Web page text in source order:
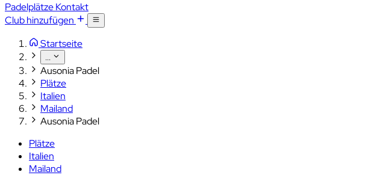
PadelplätzeKontakt
Club hinzufügen
Startseite
...
Ausonia Padel
Plätze
Italien
Mailand
Ausonia Padel
Plätze
Italien
Mailand